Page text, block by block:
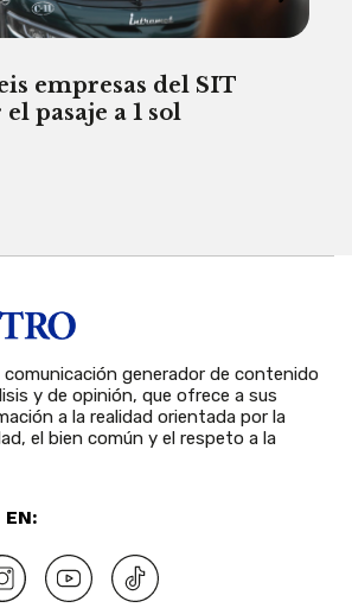
empresas del SIT
pasaje a 1 sol
comunicación generador de contenido
y de opinión, que ofrece a sus
a la realidad orientada por la
el bien común y el respeto a la
EN: